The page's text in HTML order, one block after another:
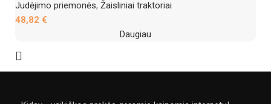
Judėjimo priemonės, Žaisliniai traktoriai
48,82 €
Daugiau